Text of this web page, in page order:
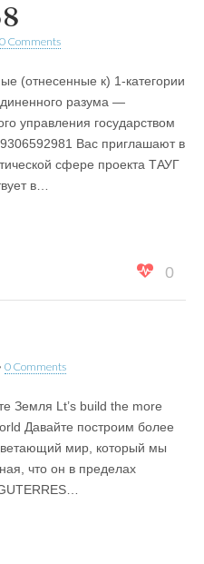
0 Comments
(отнесенные к) 1-категории
разума —
управления государством
Вас приглашают в
сфере проекта ТАУГ
в…
0
0 Comments
Земля Lt’s build the more
Давайте построим более
мир, который мы
что он в пределах